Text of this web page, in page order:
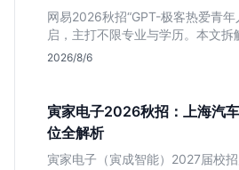
网易2026秋招“GPT-极客热爱青年
启，主打不限专业与学历。本文拆
（技术研发、游戏策划、算法），
2026/8/6
寅家电子2026秋招：上海汽
位全解析
寅家电子（寅成智能）2027届校